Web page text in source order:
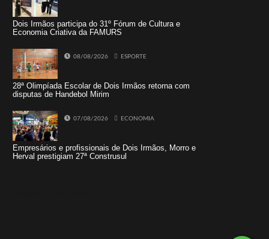
Dois Irmãos participa do 31º Fórum de Cultura e
Economia Criativa da FAMURS
08/08/2026 ESPORTE
28ª Olimpíada Escolar de Dois Irmãos retorna com
disputas de Handebol Mirim
07/08/2026 ECONOMIA
Empresários e profissionais de Dois Irmãos, Morro e
Herval prestigiam 27ª Construsul